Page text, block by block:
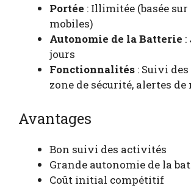
Portée : Illimitée (basée sur
mobiles)
Autonomie de la Batterie :
jours
Fonctionnalités : Suivi
zone de sécurité, alertes
Avantages
Bon suivi des activités
Grande autonomie de la
Coût initial compétitif